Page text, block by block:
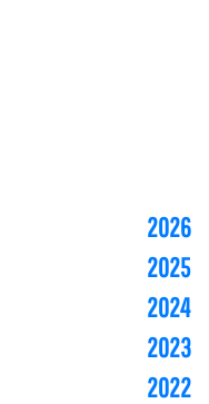
2026
2025
2024
2023
2022